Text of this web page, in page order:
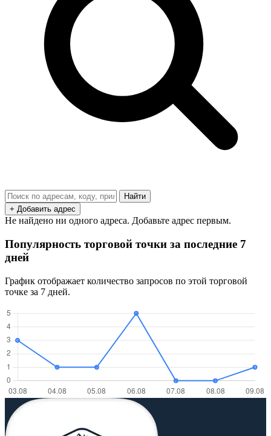
Найти
+ Добавить адрес
Не найдено ни одного адреса. Добавьте адрес первым.
Популярность торговой точки за последние 7
дней
График отображает количество запросов по этой торговой
точке за 7 дней.